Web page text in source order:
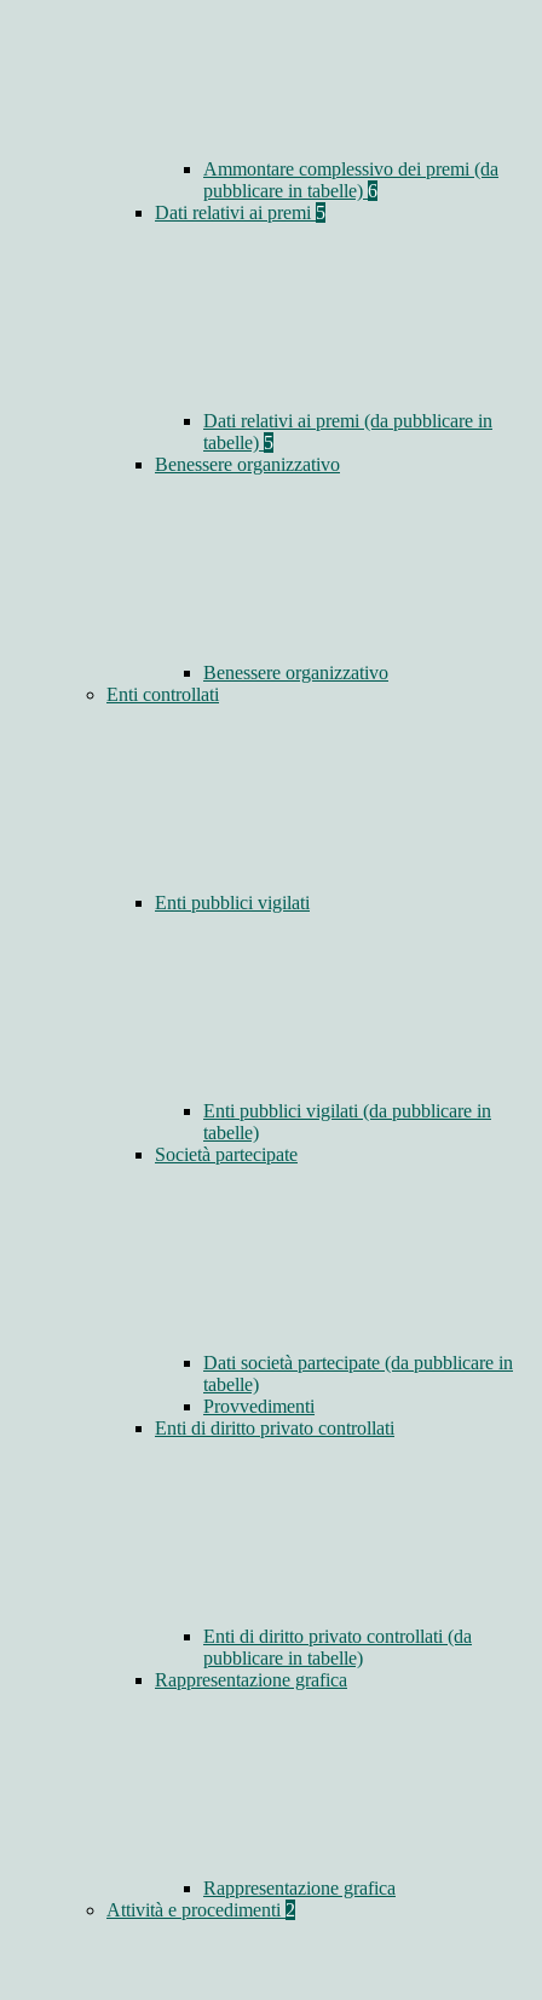
Ammontare complessivo dei premi (da
pubblicare in tabelle) 6
Dati relativi ai premi 5
Dati relativi ai premi (da pubblicare in
tabelle) 5
Benessere organizzativo
Benessere organizzativo
Enti controllati
Enti pubblici vigilati
Enti pubblici vigilati (da pubblicare in
tabelle)
Società partecipate
Dati società partecipate (da pubblicare in
tabelle)
Provvedimenti
Enti di diritto privato controllati
Enti di diritto privato controllati (da
pubblicare in tabelle)
Rappresentazione grafica
Rappresentazione grafica
Attività e procedimenti 2